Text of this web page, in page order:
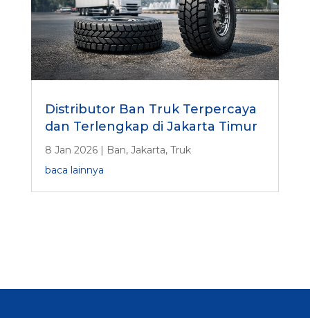
Distributor Ban Truk Terpercaya
dan Terlengkap di Jakarta Timur
8 Jan 2026| Ban, Jakarta, Truk
baca lainnya